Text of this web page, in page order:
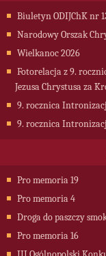
Biuletyn ODIJChK nr
Narodowy Orszak
Wielkanoc 2026
Fotorelacja z 9.
Jezusa Chrystusa za
9. rocznica
9. rocznica
Pro memoria 19
Pro memoria 4
Droga do paszczy
Pro memoria 16